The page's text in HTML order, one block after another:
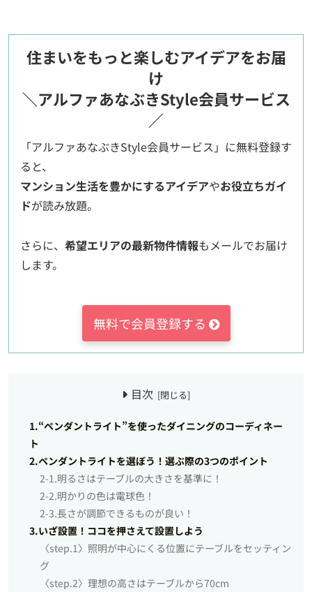
住まいをもっと楽しむアイデアをお届
け
＼アルファあなぶきStyle会員サービス
／
「アルファあなぶきStyle会員サービス」に無料登録す
ると、
マンション生活を豊かにするアイデアやお役立ちガイ
ドが読み放題。
さらに、 希望エリアの最新物件情報もメールでお届け
します。
無料で会員登録する
目次
1.“ペンダントライト”を使ったダイニングのコーディネー
ト
2.ペンダントライトを選ぼう！選ぶ際の3つのポイント
2-1.明るさはテーブルの大きさを基準に！
2-2.明かりの色は電球色！
2-3.長さが調節できるものが良い！
3.いざ設置！ココを押さえて設置しよう
〈step.1〉照明が中心にくる位置にテーブルをセッティン
グ
〈step.2〉理想の高さはテーブルから70cm